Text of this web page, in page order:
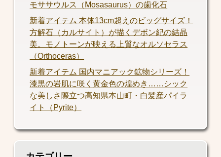
モササウルス（Mosasaurus）の歯化石
新着アイテム 本体13cm超えのビッグサイズ！
方解石（カルサイト）が描くデボン紀の結晶
美。モノトーンが映える上質なオルソセラス
（Orthoceras）
新着アイテム 国内マニアック鉱物シリーズ！
漆黒の岩肌に咲く黄金色の煌めき……シック
な美しさ際立つ高知県本山町・白髪産パイラ
イト（Pyrite）